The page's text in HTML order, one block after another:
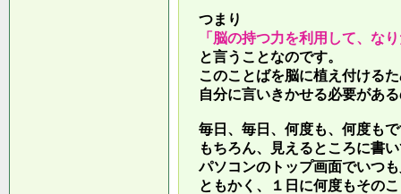
つまり
「脳の持つ力を利用して、な
と言うことなのです。
このことばを脳に植え付ける
自分に言いきかせる必要があ
毎日、毎日、何度も、何度も
もちろん、見えるところに書
パソコンのトップ画面でいつ
ともかく、１日に何度もその